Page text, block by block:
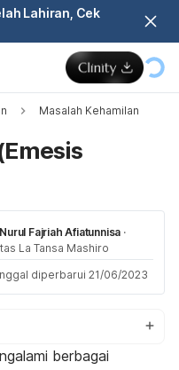
Lahiran, Cek
Masalah Kehamilan
Fajriah Afiatunnisa ·
La Tansa Mashiro
diperbarui 21/06/2023
berbagai